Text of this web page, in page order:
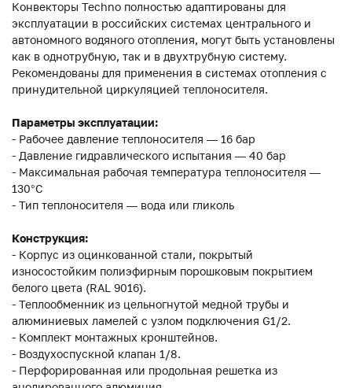
Конвекторы Techno полностью адаптированы для
эксплуатации в российских системах центрального и
автономного водяного отопления, могут быть установлены
как в однотрубную, так и в двухтрубную систему.
Рекомендованы для применения в системах отопления с
принудительной циркуляцией теплоносителя.
Параметры эксплуатации:
- Рабочее давление теплоносителя — 16 бар
- Давление гидравлического испытания — 40 бар
- Максимальная рабочая температура теплоносителя —
130°С
- Тип теплоносителя — вода или гликоль
Конструкция:
- Корпус из оцинкованной стали, покрытый
износостойким полиэфирным порошковым покрытием
белого цвета (RAL 9016).
- Теплообменник из цельногнутой медной трубы и
алюминиевых ламелей с узлом подключения G1/2.
- Комплект монтажных кронштейнов.
- Воздухоспускной клапан 1/8.
- Перфорированная или продольная решетка из